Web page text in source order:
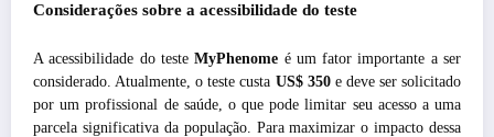
Considerações sobre a acessibilidade do teste
A acessibilidade do testeMyPhenome é um fator importante a ser
considerado. Atualmente, o teste custa US$ 350e deve ser solicitado
por um profissional de saúde, o que pode limitar seu acesso a uma
parcela significativa da população. Para maximizar o impacto dessa